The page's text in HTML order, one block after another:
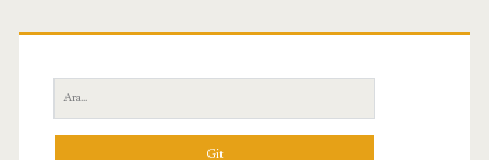
Birincil
Yan
Menü
Ara: